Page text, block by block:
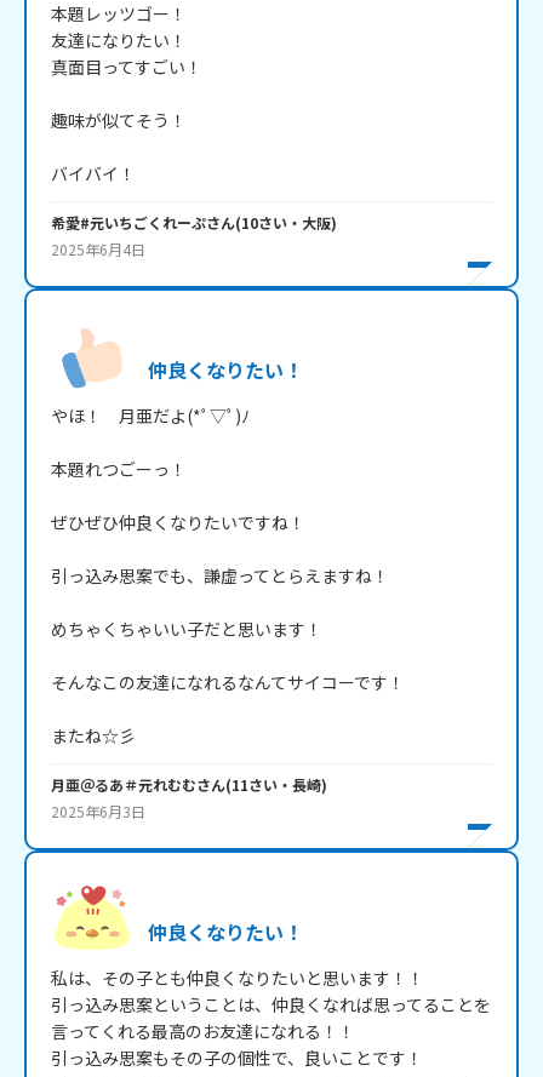
本題レッツゴー！
友達になりたい！
真面目ってすごい！
趣味が似てそう！
バイバイ！
希愛#元いちごくれーぷさん(10さい・ 大阪)
2025年6月4日
仲良くなりたい！
やほ！　月亜だよ(*ﾟ▽ﾟ)ﾉ
本題れつごーっ！
ぜひぜひ仲良くなりたいですね！
引っ込み思案でも、謙虚ってとらえますね！
めちゃくちゃいい子だと思います！
そんなこの友達になれるなんてサイコーです！
またね☆彡
月亜＠るあ＃元れむむさん(11さい・ 長崎)
2025年6月3日
仲良くなりたい！
私は、その子とも仲良くなりたいと思います！！
引っ込み思案ということは、仲良くなれば思ってることを
言ってくれる最高のお友達になれる！！
引っ込み思案もその子の個性で、良いことです！